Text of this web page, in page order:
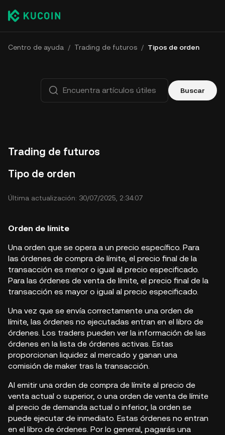
Centro de ayuda / Trading de futuros / Tipos de orden
Buscar
Trading de futuros
Tipo de orden
Última actualización: 30/07/2025, 2:34:07
Orden de límite
Una orden que se opera a un precio específico. Para
las órdenes de compra de límite, el precio final de la
transacción es menor o igual al precio especificado.
Para las órdenes de venta de límite, el precio final de la
transacción es mayor o igual al precio especificado.
Una vez que se envía correctamente una orden de
límite, las órdenes no ejecutadas entran en el libro de
órdenes. Los traders pueden ver la información de las
órdenes en la lista de órdenes activas. Estas
proporcionan liquidez al mercado y ganan una
comisión de maker tras la transacción.
Al emitir una orden de compra de límite al precio de
venta actual o superior, o una orden de venta de límite
al precio de demanda actual o inferior, la orden se
puede ejecutar de inmediato. Estas órdenes no entran
en el libro de órdenes. Por lo general, pagarás una